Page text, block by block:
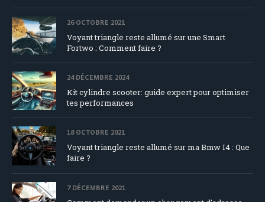
26 OCTOBRE 2021
Voyant triangle reste allumé sur une Smart
Fortwo : Comment faire ?
24 DÉCEMBRE 2024
Kit cylindre scooter: guide expert pour optimiser
tes performances
18 OCTOBRE 2021
Voyant triangle reste allumé sur ma Bmw I4 : Que
faire ?
7 DÉCEMBRE 2021